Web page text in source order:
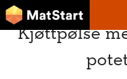
Hopp til hovedinnhold
OPPSKRIFTER
Kjøttpølse